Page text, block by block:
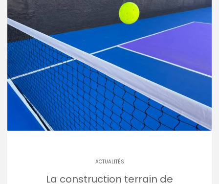
ACTUALITÉS
La construction terrain de